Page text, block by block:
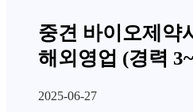
중견 바이오제약
해외영업 (경력
2025-06-27